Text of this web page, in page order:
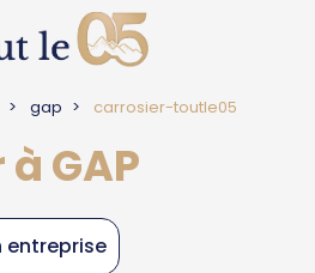
gap carrosier-toutle05
GAP
entreprise